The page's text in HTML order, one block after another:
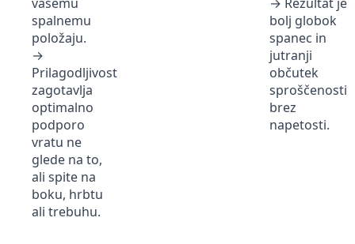
spalnemu
položaju.
→
Prilagodljivost
zagotavlja
optimalno
podporo
vratu ne
glede na to,
ali spite na
boku, hrbtu
ali trebuhu.
bolj globok
spanec in
jutranji
občutek
sproščenosti
brez
napetosti.